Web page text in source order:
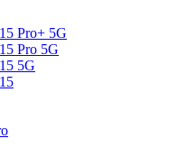
Pro+ 5G
Pro 5G
5G